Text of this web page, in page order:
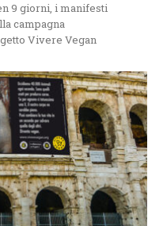
9 giorni, i manifesti
campagna
Vivere Vegan